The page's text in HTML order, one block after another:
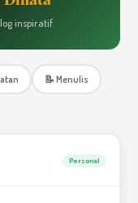
inspiratif
📝 Menulis
Personal